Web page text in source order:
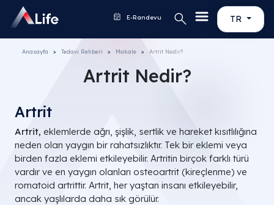
TR
E-Randevu
Anasayfa Tedavi Rehberi Makale Artrit Nedir?
Artrit Nedir?
Artrit
Artrit, eklemlerde ağrı, şişlik, sertlik ve hareket kısıtlılığına
neden olan yaygın bir rahatsızlıktır. Tek bir eklemi veya
birden fazla eklemi etkileyebilir. Artritin birçok farklı türü
vardır ve en yaygın olanları osteoartrit (kireçlenme) ve
romatoid artrittir. Artrit, her yaştan insanı etkileyebilir,
ancak yaşlılarda daha sık görülür.